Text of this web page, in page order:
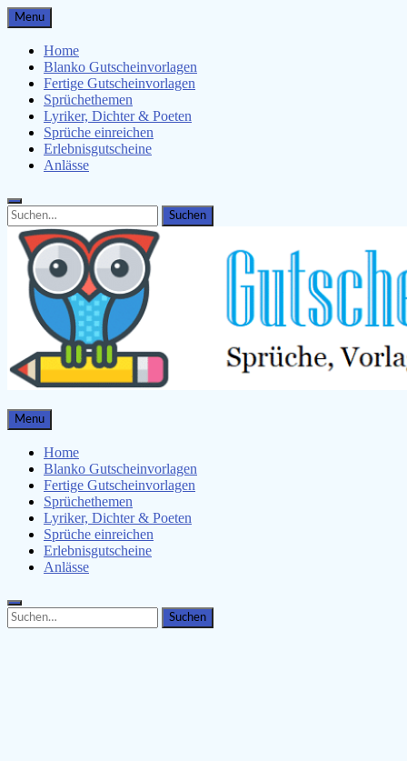
Skip
to
content
Menu
Home
Blanko Gutscheinvorlagen
Fertige Gutscheinvorlagen
Sprüchethemen
Lyriker, Dichter & Poeten
Sprüche einreichen
Erlebnisgutscheine
Anlässe
Search
for:
Search
Gutscheinspruch.de
Gutscheinsprüche & Gutscheinvorlagen finden
Menu
Home
Blanko Gutscheinvorlagen
Fertige Gutscheinvorlagen
Sprüchethemen
Lyriker, Dichter & Poeten
Sprüche einreichen
Erlebnisgutscheine
Anlässe
Search
for:
Search